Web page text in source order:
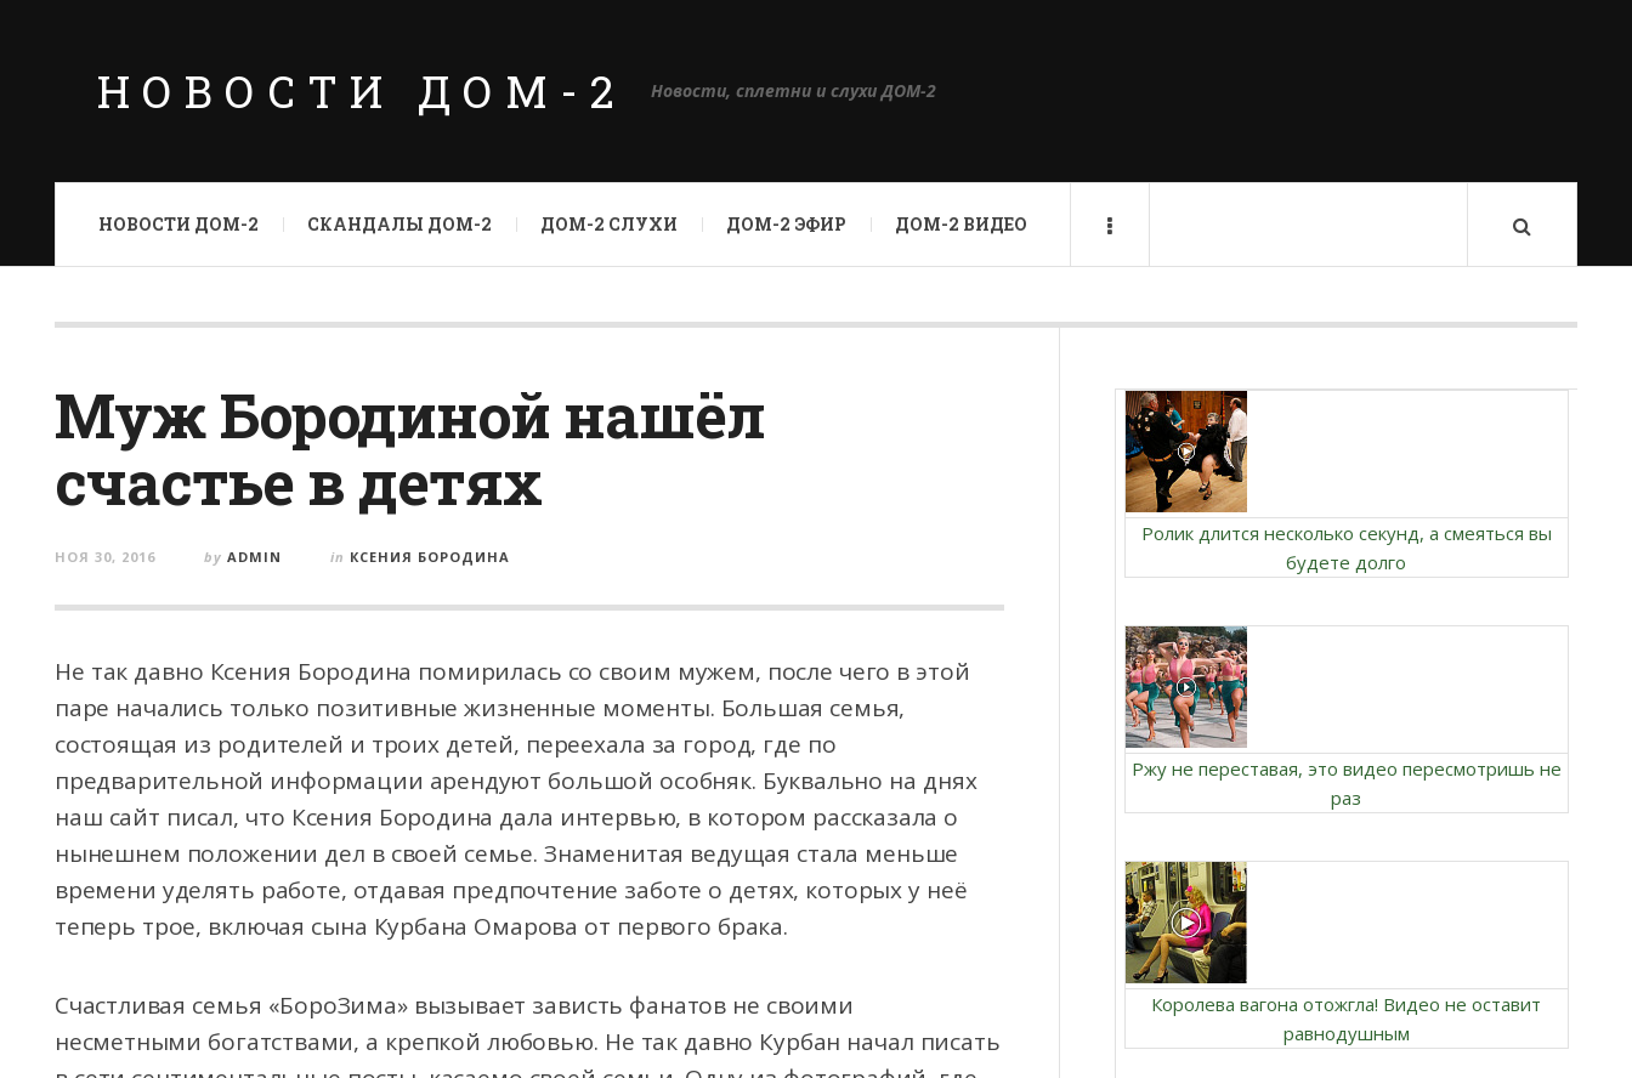
НОВОСТИ ДОМ-2 Новости, сплетни и слухи ДОМ-2
НОВОСТИ ДОМ-2 СКАНДАЛЫ ДОМ-2 ДОМ-2 СЛУХИ ДОМ-2 ЭФИР ДОМ-2 ВИДЕО
Муж Бородиной нашёл
счастье в детях
НОЯ 30, 2016 by ADMIN in КСЕНИЯ БОРОДИНА
Не так давно Ксения Бородина помирилась со своим мужем, после чего в этой
паре начались только позитивные жизненные моменты. Большая семья,
состоящая из родителей и троих детей, переехала за город, где по
предварительной информации арендуют большой особняк. Буквально на днях
наш сайт писал, что Ксения Бородина дала интервью, в котором рассказала о
нынешнем положении дел в своей семье. Знаменитая ведущая стала меньше
времени уделять работе, отдавая предпочтение заботе о детях, которых у неё
теперь трое, включая сына Курбана Омарова от первого брака.
Счастливая семья «БороЗима» вызывает зависть фанатов не своими
несметными богатствами, а крепкой любовью. Не так давно Курбан начал писать
Ролик длится несколько секунд, а смеяться вы
будете долго
Ржу не переставая, это видео пересмотришь не
раз
Королева вагона отожгла! Видео не оставит
равнодушным